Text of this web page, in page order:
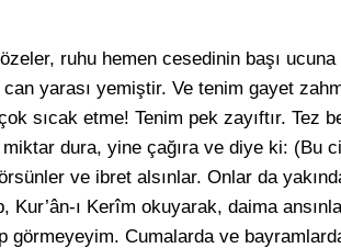
ruhu hemen cesedinin başı
yarası yemiştir. Ve tenim gayet
sıcak etme! Tenim pek zayıftır. Tez
dura, yine çağıra ve diye ki: (Bu
ve ibret alsınlar. Onlar da
Kur’ân-ı Kerîm okuyarak, daima
Cumalarda ve